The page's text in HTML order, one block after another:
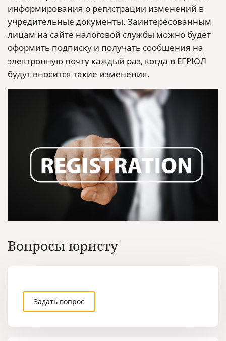
информирования о регистрации изменений в
учредительные документы. Заинтересованным
лицам на сайте налоговой службы можно будет
оформить подписку и получать сообщения на
электронную почту каждый раз, когда в ЕГРЮЛ
будут вносится такие изменения.
Вопросы юристу
Задать вопрос